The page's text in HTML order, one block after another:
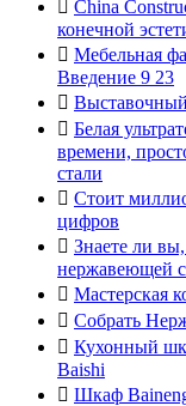
China
конечной
 Мебельная
Введение 9 23

 Белая
времени,
стали
 Стоит
цифров
 Знаете ли
нержавеющей
 Мастерская
 Собрать
 Кухонный
Baishi
 Шкаф